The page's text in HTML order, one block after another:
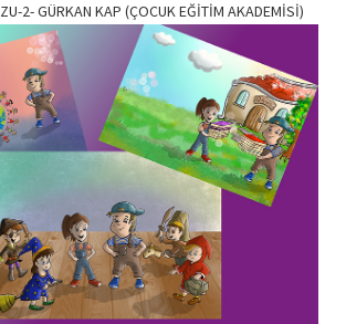
2- GÜRKAN KAP (ÇOCUK EĞİTİM AKADEMİSİ)